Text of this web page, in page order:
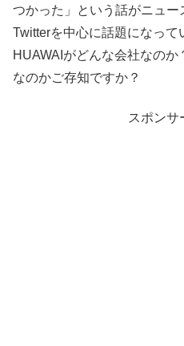
つかった」という話がニュー
Twitterを中心に話題になっ
HUAWAIがどんな会社なの
なのかご存知ですか？
スポンサ